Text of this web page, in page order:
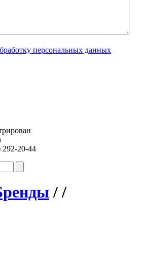
персональных данных
292-20-44
//